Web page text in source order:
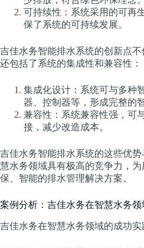
可持续性：系统采用的可再
保了系统的可持续发展。
吉佳水务智能排水系统的创新点不
还包括了系统的集成性和兼容性：
集成化设计：系统可与多种
器、控制器等，形成完整的
兼容性：系统兼容性强，可
接，减少改造成本。
吉佳水务智能排水系统的这些优
慧水务领域具有极高的竞争力，
保、智能的排水管理解决方案。
案例分析：吉佳水务在智慧水务
吉佳水务在智慧水务领域的成功实